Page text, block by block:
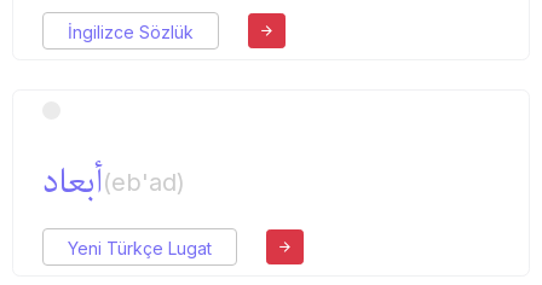
İngilizce Sözlük
أبعاد(eb'ad)
Yeni Türkçe Lugat